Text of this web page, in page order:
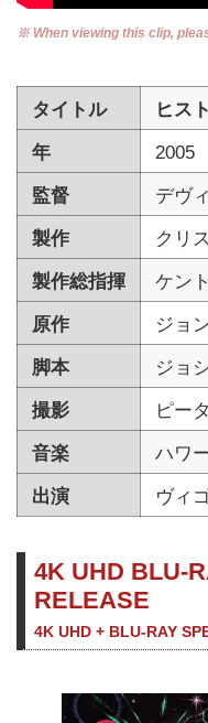
※ When viewing this clip,
タイトル
ヒス
年
2005
監督
デヴ
製作
クリ
製作総指揮
ケン
原作
ジョ
脚本
ジョ
撮影
ピー
音楽
ハワ
出演
ヴィ
4K UHD BLU-
RELEASE
4K UHD + BLU-RAY